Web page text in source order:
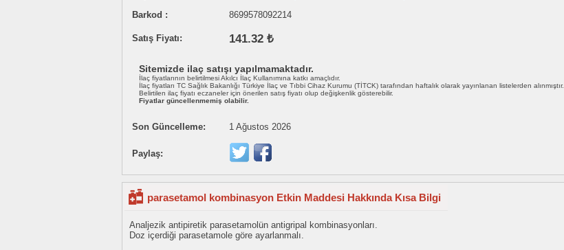
Barkod :
8699578092214
Satış Fiyatı: 141.32 ₺
Sitemizde ilaç satışı yapılmamaktadır.
İlaç fiyatlarının belirtilmesi Akılcı İlaç Kullanımına katkı amaçlıdır.
İlaç fiyatları TC Sağlık Bakanlığı Türkiye İlaç ve Tıbbi Cihaz Kurumu (TİTCK) tarafından haftalık olarak yayınlanan listelerden alınmıştır.
Belirtilen ilaç fiyatı eczaneler için önerilen satış fiyatı olup değişkenlik gösterebilir.
Fiyatlar güncellenmemiş olabilir.
Son Güncelleme: 1 Ağustos 2026
Paylaş:
parasetamol kombinasyon Etkin Maddesi Hakkında Kısa Bilgi
Analjezik antipiretik parasetamolün antigripal kombinasyonları.
Doz içerdiği parasetamole göre ayarlanmalı.